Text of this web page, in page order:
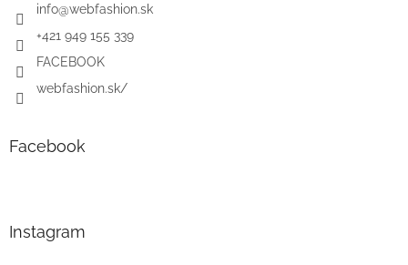
info@webfashion.sk
+421 949 155 339
FACEBOOK
webfashion.sk/
Facebook
Instagram